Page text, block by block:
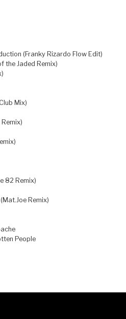
(Franky Rizardo Flow Edit)
the Jaded Remix)
Mix)
82 Remix)
Remix)
People